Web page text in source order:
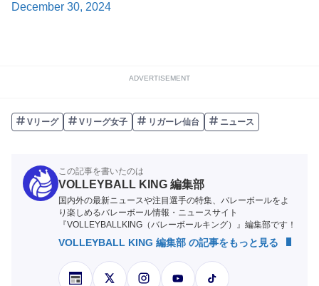
December 30, 2024
ADVERTISEMENT
Vリーグ Vリーグ女子 リガーレ仙台 ニュース
この記事を書いたのは
VOLLEYBALL KING 編集部
国内外の最新ニュースや注目選手の特集、バレーボールをよ
り楽しめるバレーボール情報・ニュースサイト
『VOLLEYBALLKING（バレーボールキング）』編集部です！
VOLLEYBALL KING 編集部 の記事をもっと見る